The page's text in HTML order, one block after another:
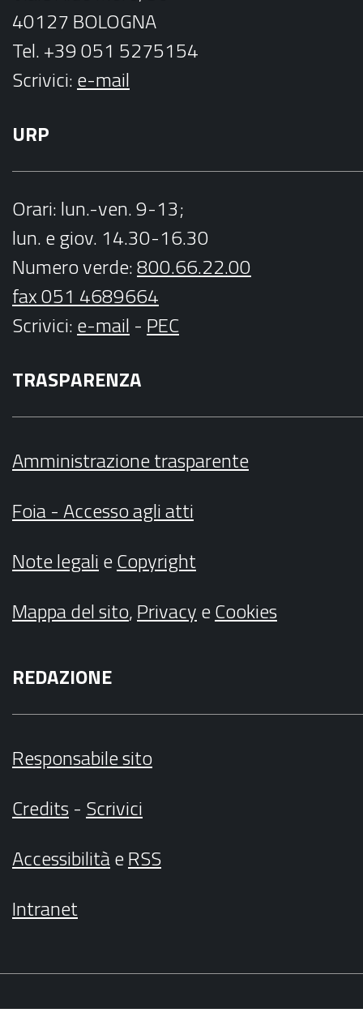
40127 BOLOGNA
Tel. +39 051 5275154
Scrivici:e-mail
URP
Orari: lun.-ven. 9-13;
lun. e giov. 14.30-16.30
Numero verde:800.66.22.00
fax 051 4689664
Scrivici:e-mail - PEC
TRASPARENZA
Amministrazione trasparente
Foia - Accesso agli atti
Note legalieCopyright
Mappa del sito,PrivacyeCookies
REDAZIONE
Responsabile sito
Credits- Scrivici
AccessibilitàeRSS
Intranet